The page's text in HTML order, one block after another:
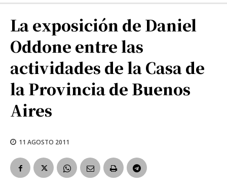
La exposición de Daniel
Oddone entre las
actividades de la Casa de
la Provincia de Buenos
Aires
11 AGOSTO 2011